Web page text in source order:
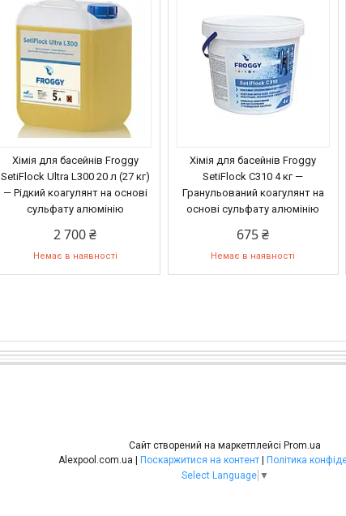
Хімія для басейнів Froggy
SetiFlock Ultra L300 20 л (27 кг)
— Рідкий коагулянт на основі
сульфату алюмінію
2 700 ₴
Немає в наявності
Хімія для басейнів Froggy
SetiFlock C310 4 кг —
Гранульований коагулянт на
основі сульфату алюмінію
675 ₴
Немає в наявності
Сайт створений на маркетплейсі Prom.ua
Поскаржитися на контент
Політика
Select Language ▼